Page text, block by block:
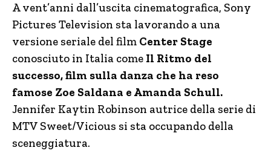
A vent’anni dall’uscita cinematografica, Sony
Pictures Television sta lavorando a una
versione seriale del film Center Stage
conosciuto in Italia come Il Ritmo del
successo, film sulla danza che ha reso
famose Zoe Saldana e Amanda Schull.
Jennifer Kaytin Robinson autrice della serie di
MTV Sweet/Vicious si sta occupando della
sceneggiatura.